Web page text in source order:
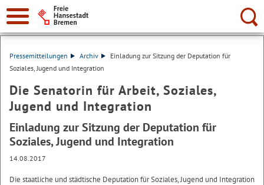
Suche:
Pressemitteilungen Archiv
Einladung zur Sitzung der Deputation für
Soziales, Jugend und Integration
Die Senatorin für Arbeit, Soziales,
Jugend und Integration
Einladung zur Sitzung der Deputation für
Soziales, Jugend und Integration
14.08.2017
Die staatliche und städtische Deputation für Soziales, Jugend und Integration